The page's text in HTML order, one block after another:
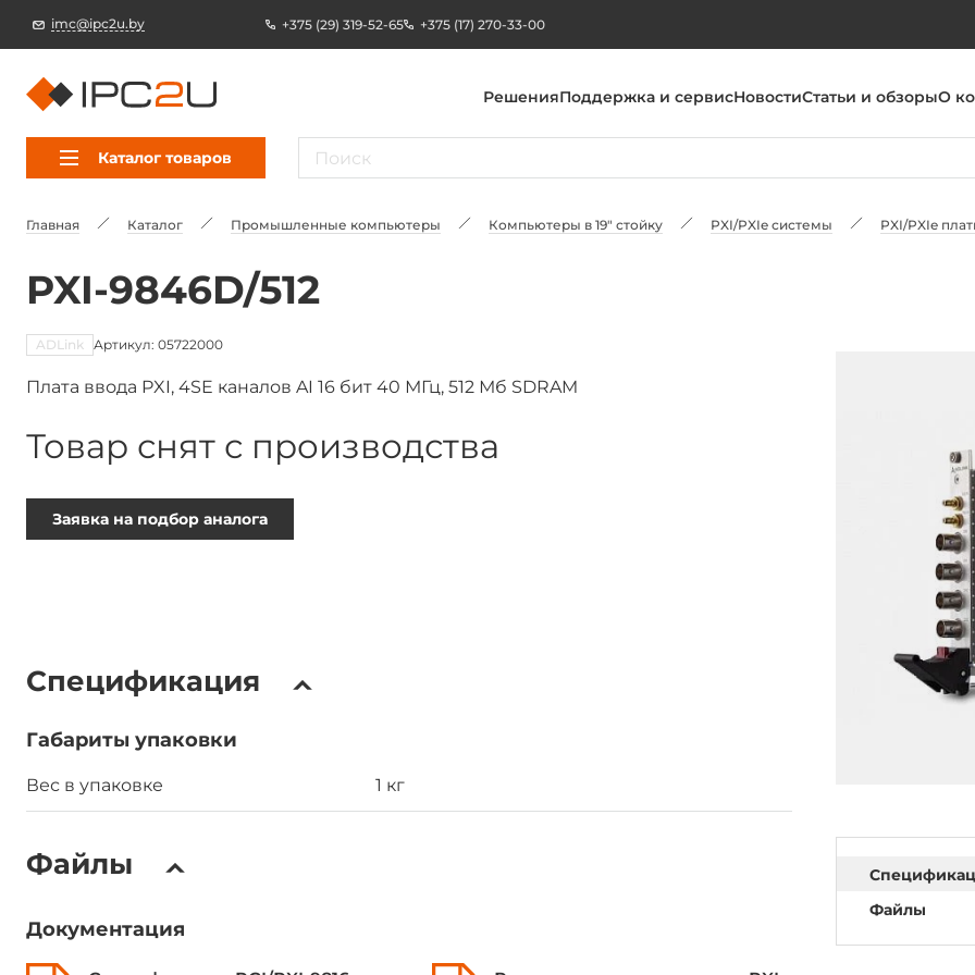
imc@ipc2u.by +375 (29) 319-52-65 +375 (17) 270-33-00
РешенияПоддержка и сервисНовостиСтатьи и обзорыО
Каталог товаров
Главная Каталог Промышленные компьютеры Компьютеры в 19" стойку PXI/PXIe системы PXI/PXIe
PXI-9846D/512
ADLink Артикул: 05722000
Плата ввода PXI, 4SE каналов AI 16 бит 40 МГц, 512 Мб SDRAM
Товар снят с производства
Заявка на подбор аналога
Спецификация
Габариты упаковки
Вес в упаковке 1 кг
Файлы
Документация
Файлы